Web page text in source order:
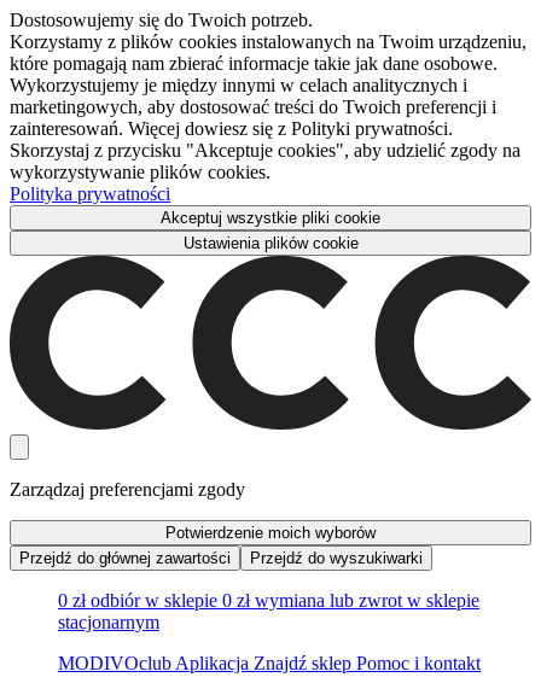
Dostosowujemy się do Twoich potrzeb.
Korzystamy z plików cookies instalowanych na Twoim urządzeniu,
które pomagają nam zbierać informacje takie jak dane osobowe.
Wykorzystujemy je między innymi w celach analitycznych i
marketingowych, aby dostosować treści do Twoich preferencji i
zainteresowań. Więcej dowiesz się z Polityki prywatności.
Skorzystaj z przycisku "Akceptuje cookies", aby udzielić zgody na
wykorzystywanie plików cookies.
Polityka prywatności
Akceptuj wszystkie pliki cookie
Ustawienia plików cookie
Zarządzaj preferencjami zgody
Potwierdzenie moich wyborów
Przejdź do głównej zawartości
Przejdź do wyszukiwarki
0 zł odbiór w sklepie 0 zł wymiana lub zwrot w sklepie
stacjonarnym
MODIVOclub Aplikacja Znajdź sklep Pomoc i kontakt